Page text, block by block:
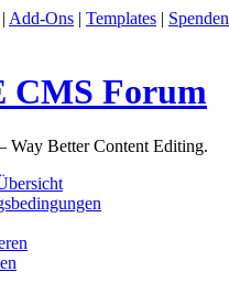
| Add-Ons | Templates | Spenden
CMS Forum
Way Better Content Editing.